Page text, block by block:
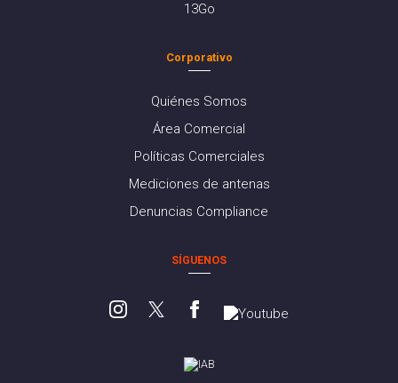
13Go
Corporativo
Quiénes Somos
Área Comercial
Políticas Comerciales
Mediciones de antenas
Denuncias Compliance
SÍGUENOS